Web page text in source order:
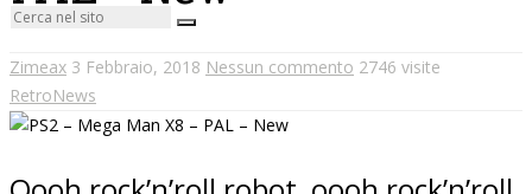
Zimeax 3 Febbraio, 2018 Nessun commento 2746 visite
RetroNews